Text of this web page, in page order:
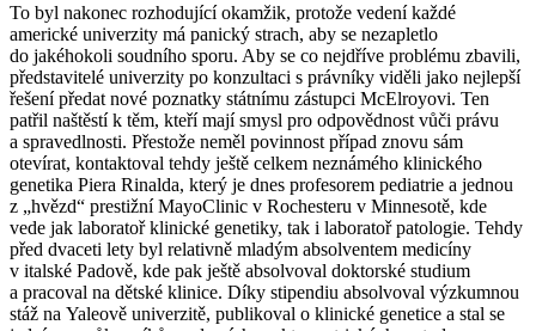
To byl nakonec rozhodující okamžik, protože vedení každé
americké univerzity má panický strach, aby se nezapletlo
do jakéhokoli soudního sporu. Aby se co nejdříve problému zbavili,
představitelé univerzity po konzultaci s právníky viděli jako nejlepší
řešení předat nové poznatky státnímu zástupci McElroyovi. Ten
patřil naštěstí k těm, kteří mají smysl pro odpovědnost vůči právu
a spravedlnosti. Přestože neměl povinnost případ znovu sám
otevírat, kontaktoval tehdy ještě celkem neznámého klinického
genetika Piera Rinalda, který je dnes profesorem pediatrie a jednou
z „hvězd“ prestižní MayoClinic v Rochesteru v Minnesotě, kde
vede jak laboratoř klinické genetiky, tak i laboratoř patologie. Tehdy
před dvaceti lety byl relativně mladým absolventem medicíny
v italské Padově, kde pak ještě absolvoval doktorské studium
a pracoval na dětské klinice. Díky stipendiu absolvoval výzkumnou
stáž na Yaleově univerzitě, publikoval o klinické genetice a stal se